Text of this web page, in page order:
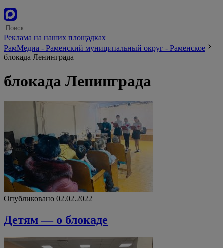
Реклама на наших площадках
РамМедиа - Раменский муниципальный округ - Раменское
блокада Ленинграда
блокада Ленинграда
Опубликовано 02.02.2022
Детям — о блокаде